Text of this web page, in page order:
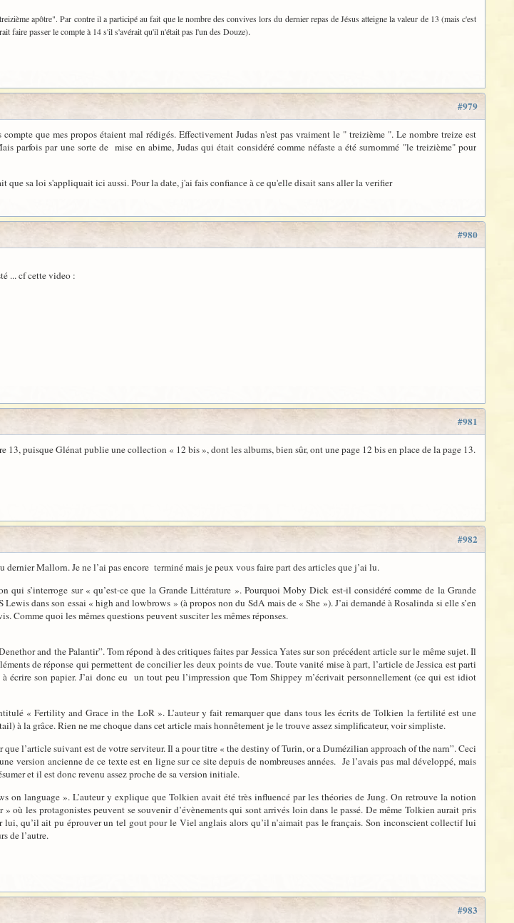
apôtre". Par contre il a participé au fait que le nombre des convives lors du dernier repas de Jésus atteigne la valeur de 13 (mais c'est
faire passer le compte à 14 s'il s'avérait qu'il n'était pas l'un des Douze).
#979
que mes propos étaient mal rédigés. Effectivement Judas n'est pas vraiment le " treizième ". Le nombre treize est
parfois par une sorte de mise en abime, Judas qui était considéré comme néfaste a été surnommé "le treizième" pour
que sa loi s'appliquait ici aussi. Pour la date, j'ai fais confiance à ce qu'elle disait sans aller la verifier
#980
... cf cette video :
#981
puisque Glénat publie une collection « 12 bis », dont les albums, bien sûr, ont une page 12 bis en place de la page 13.
#982
Mallorn. Je ne l’ai pas encore terminé mais je peux vous faire part des articles que j’ai lu.
qui s’interroge sur « qu’est-ce que la Grande Littérature ». Pourquoi Moby Dick est-il considéré comme de la Grande
dans son essai « high and lowbrows » (à propos non du SdA mais de « She »). J’ai demandé à Rosalinda si elle s’en
Comme quoi les mêmes questions peuvent susciter les mêmes réponses.
and the Palantir”. Tom répond à des critiques faites par Jessica Yates sur son précédent article sur le même sujet. Il
de réponse qui permettent de concilier les deux points de vue. Toute vanité mise à part, l’article de Jessica est parti
à écrire son papier. J’ai donc eu un tout peu l’impression que Tom Shippey m’écrivait personnellement (ce qui est idiot
« Fertility and Grace in the LoR ». L’auteur y fait remarquer que dans tous les écrits de Tolkien la fertilité est une
à la grâce. Rien ne me choque dans cet article mais honnêtement je le trouve assez simplificateur, voir simpliste.
que l’article suivant est de votre serviteur. Il a pour titre « the destiny of Turin, or a Dumézilian approach of the narn”. Ceci
version ancienne de ce texte est en ligne sur ce site depuis de nombreuses années. Je l’avais pas mal développé, mais
et il est donc revenu assez proche de sa version initiale.
language ». L’auteur y explique que Tolkien avait été très influencé par les théories de Jung. On retrouve la notion
les protagonistes peuvent se souvenir d’évènements qui sont arrivés loin dans le passé. De même Tolkien aurait pris
lui, qu’il ait pu éprouver un tel gout pour le Viel anglais alors qu’il n’aimait pas le français. Son inconscient collectif lui
de l’autre.
#983